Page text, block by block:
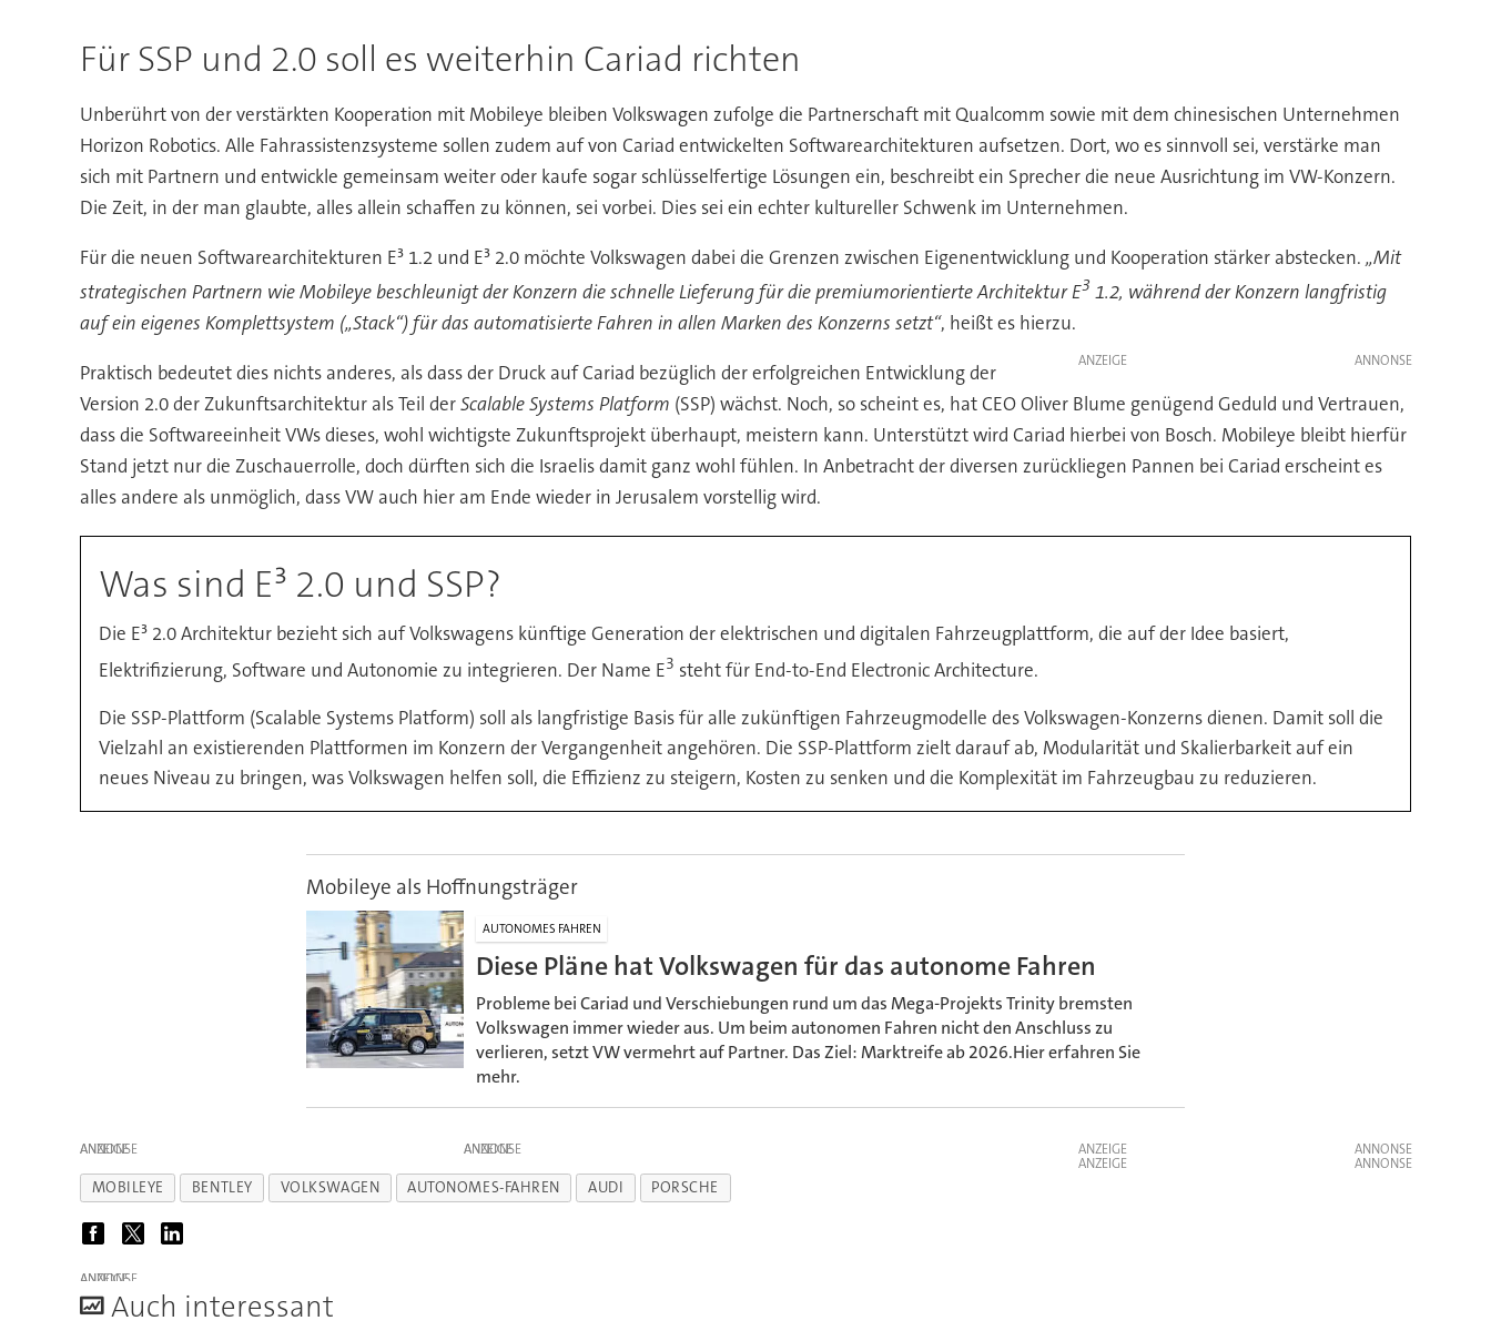
Für SSP und 2.0 soll es weiterhin Cariad richten
Unberührt von der verstärkten Kooperation mit Mobileye bleiben Volkswagen zufolge die Partnerschaft mit Qualcomm sowie mit dem chinesischen Unternehmen
Horizon Robotics. Alle Fahrassistenzsysteme sollen zudem auf von Cariad entwickelten Softwarearchitekturen aufsetzen. Dort, wo es sinnvoll sei, verstärke man
sich mit Partnern und entwickle gemeinsam weiter oder kaufe sogar schlüsselfertige Lösungen ein, beschreibt ein Sprecher die neue Ausrichtung im VW-Konzern.
Die Zeit, in der man glaubte, alles allein schaffen zu können, sei vorbei. Dies sei ein echter kultureller Schwenk im Unternehmen.
Für die neuen Softwarearchitekturen E³ 1.2 und E³ 2.0 möchte Volkswagen dabei die Grenzen zwischen Eigenentwicklung und Kooperation stärker abstecken. „Mit
strategischen Partnern wie Mobileye beschleunigt der Konzern die schnelle Lieferung für die premiumorientierte Architektur E3 1.2, während der Konzern langfristig
auf ein eigenes Komplettsystem („Stack“) für das automatisierte Fahren in allen Marken des Konzerns setzt“, heißt es hierzu.
ANZEIGE
Praktisch bedeutet dies nichts anderes, als dass der Druck auf Cariad bezüglich der erfolgreichen Entwicklung der
Version 2.0 der Zukunftsarchitektur als Teil derScalable Systems Platform (SSP) wächst. Noch, so scheint es, hat CEO Oliver Blume genügend Geduld und Vertrauen,
dass die Softwareeinheit VWs dieses, wohl wichtigste Zukunftsprojekt überhaupt, meistern kann. Unterstützt wird Cariad hierbei von Bosch. Mobileye bleibt hierfür
Stand jetzt nur die Zuschauerrolle, doch dürften sich die Israelis damit ganz wohl fühlen. In Anbetracht der diversen zurückliegen Pannen bei Cariad erscheint es
alles andere als unmöglich, dass VW auch hier am Ende wieder in Jerusalem vorstellig wird.
Was sind E³ 2.0 und SSP?
Die E³ 2.0 Architektur bezieht sich auf Volkswagens künftige Generation der elektrischen und digitalen Fahrzeugplattform, die auf der Idee basiert,
Elektrifizierung, Software und Autonomie zu integrieren. Der Name E3 steht für End-to-End Electronic Architecture.
Die SSP-Plattform (Scalable Systems Platform) soll als langfristige Basis für alle zukünftigen Fahrzeugmodelle des Volkswagen-Konzerns dienen. Damit soll die
Vielzahl an existierenden Plattformen im Konzern der Vergangenheit angehören. Die SSP-Plattform zielt darauf ab, Modularität und Skalierbarkeit auf ein
neues Niveau zu bringen, was Volkswagen helfen soll, die Effizienz zu steigern, Kosten zu senken und die Komplexität im Fahrzeugbau zu reduzieren.
Mobileye als Hoffnungsträger
AUTONOMES FAHREN
Diese Pläne hat Volkswagen für das autonome Fahren
Probleme bei Cariad und Verschiebungen rund um das Mega-Projekts Trinity bremsten
Volkswagen immer wieder aus. Um beim autonomen Fahren nicht den Anschluss zu
verlieren, setzt VW vermehrt auf Partner. Das Ziel: Marktreife ab 2026.Hier erfahren Sie
mehr.
ANZEIGE ANZEIGE
ANZEIGE
ANZEIGE
MOBILEYE BENTLEY VOLKSWAGEN AUTONOMES-FAHREN AUDI PORSCHE
ANZEIGE
Auch interessant